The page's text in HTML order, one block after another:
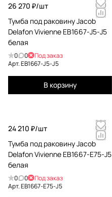
26 270 ₽/шт
Тумба под раковину Jacob
Delafon Vivienne EB1667-J5-J5
белая
0 0
Под заказ
Арт.EB1667-J5-J5
В корзину
24 210 ₽/шт
Тумба под раковину Jacob
Delafon Vivienne EB1667-E75-J5
белая
0 0
Под заказ
Арт.EB1667-E75-J5